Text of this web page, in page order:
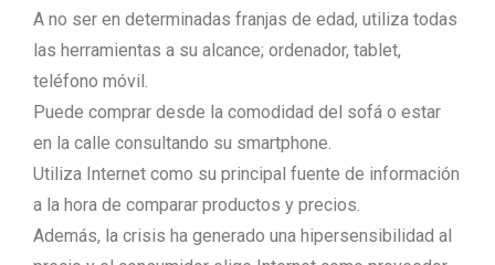
A no ser en determinadas franjas de edad, utiliza todas
las herramientas a su alcance; ordenador, tablet,
teléfono móvil.
Puede comprar desde la comodidad del sofá o estar
en la calle consultando su smartphone.
Utiliza Internet como su principal fuente de información
a la hora de comparar productos y precios.
Además, la crisis ha generado una hipersensibilidad al